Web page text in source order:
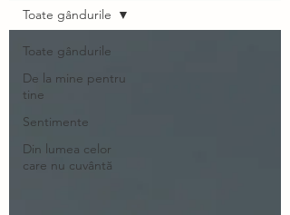
Toate gândurile
De la mine pentru
tine
Sentimente
Din lumea celor
care nu cuvântă
Toate gândurile